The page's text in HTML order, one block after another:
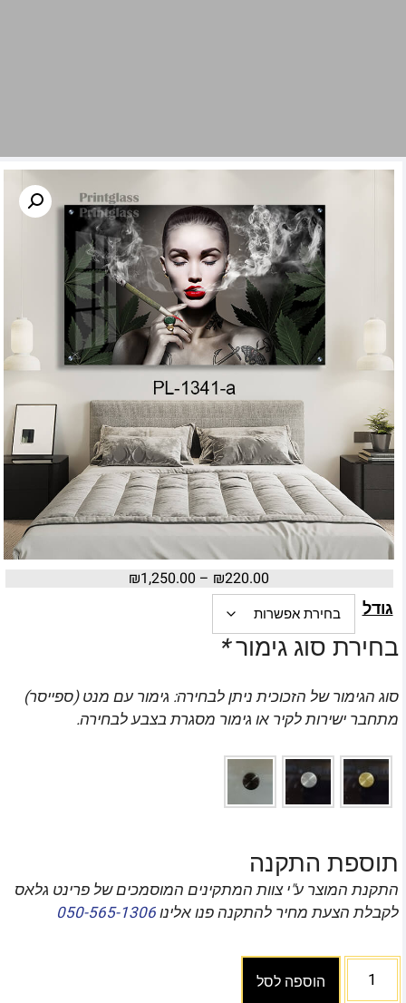
₪220.00
–
₪1,250.00
גודל
בחירת סוג גימור*
סוג הגימור של הזכוכית ניתן לבחירה: גימור עם מנט (ספייסר)
מתחבר ישירות לקיר או גימור מסגרת בצבע לבחירה.
תוספת התקנה
התקנת המוצר ע"י צוות המתקינים המוסמכים של פרינט גלאס
לקבלת הצעת מחיר להתקנה פנו אלינו050-565-1306
הוספה לסל